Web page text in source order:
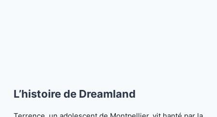
L’histoire de Dreamland